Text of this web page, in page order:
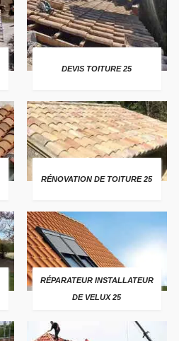
DEVIS TOITURE 25
RÉNOVATION DE TOITURE 25
RÉPARATEUR INSTALLATEUR
DE VELUX 25